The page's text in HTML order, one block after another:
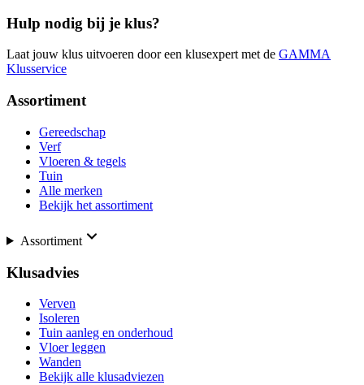
Hulp nodig bij je klus?
Laat jouw klus uitvoeren door een klusexpert met de GAMMA
Klusservice
Assortiment
Gereedschap
Verf
Vloeren & tegels
Tuin
Alle merken
Bekijk het assortiment
Assortiment
Klusadvies
Verven
Isoleren
Tuin aanleg en onderhoud
Vloer leggen
Wanden
Bekijk alle klusadviezen